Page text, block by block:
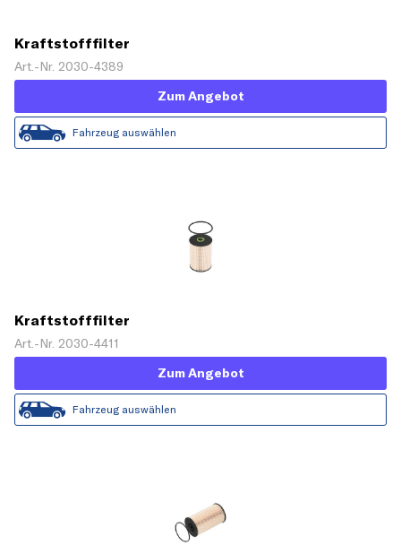
Kraftstofffilter
Art.-Nr. 2030-4389
Zum Angebot
Fahrzeug auswählen
Kraftstofffilter
Art.-Nr. 2030-4411
Zum Angebot
Fahrzeug auswählen